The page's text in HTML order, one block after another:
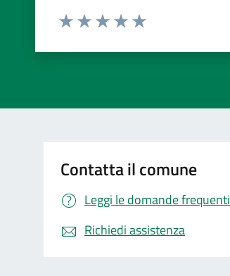
Contatta il comune
Leggi le domande frequenti
Richiedi assistenza